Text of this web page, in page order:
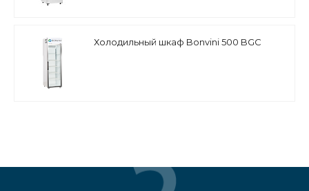
Холодильный шкаф Bonvini 500 BGC